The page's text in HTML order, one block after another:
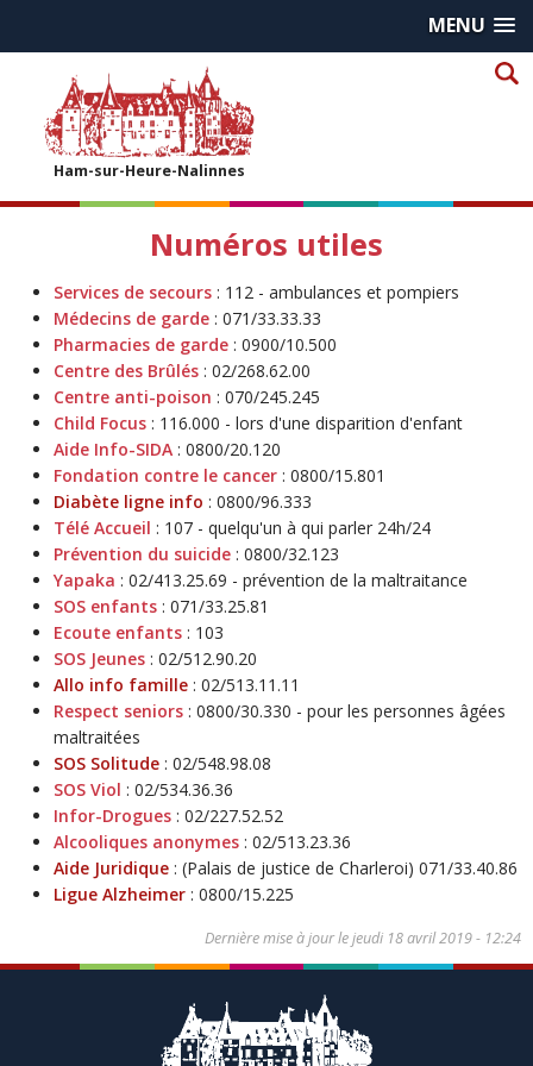
MENU
Ham-sur-Heure-Nalinnes
Numéros utiles
Services de secours : 112 - ambulances et pompiers
Médecins de garde : 071/33.33.33
Pharmacies de garde : 0900/10.500
Centre des Brûlés : 02/268.62.00
Centre anti-poison : 070/245.245
Child Focus : 116.000 - lors d'une disparition d'enfant
Aide Info-SIDA : 0800/20.120
Fondation contre le cancer : 0800/15.801
Diabète ligne info : 0800/96.333
Télé Accueil : 107 - quelqu'un à qui parler 24h/24
Prévention du suicide : 0800/32.123
Yapaka : 02/413.25.69 - prévention de la maltraitance
SOS enfants : 071/33.25.81
Ecoute enfants : 103
SOS Jeunes : 02/512.90.20
Allo info famille : 02/513.11.11
Respect seniors : 0800/30.330 - pour les personnes âgées
maltraitées
SOS Solitude : 02/548.98.08
SOS Viol : 02/534.36.36
Infor-Drogues : 02/227.52.52
Alcooliques anonymes : 02/513.23.36
Aide Juridique : (Palais de justice de Charleroi) 071/33.40.86
Ligue Alzheimer : 0800/15.225
Dernière mise à jour lejeudi 18 avril 2019 - 12:24